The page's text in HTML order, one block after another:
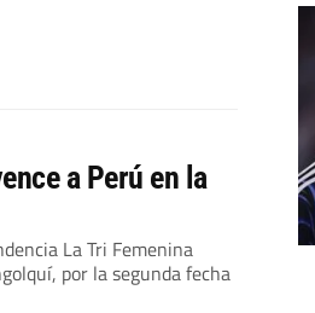
a Perú en la
La Tri Femenina
por la segunda fecha